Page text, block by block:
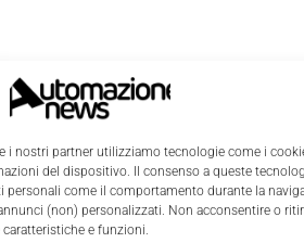
i nostri partner utilizziamo tecnologie come i
del dispositivo. Il consenso a queste
personali come il comportamento durante la
(non) personalizzati. Non acconsentire o
e funzioni.
è quindi una necessità da
di un’azienda. Senza
delicata, è difficile far
la consapevolezza di quelle che